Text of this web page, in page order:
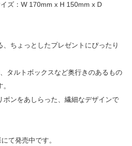
ズ：W 170mm x H 150mm x D
ちょっとしたプレゼントにぴったり
タルトボックスなど奥行きのあるもの
ボンをあしらった、繊細なデザインで
て発売中です。